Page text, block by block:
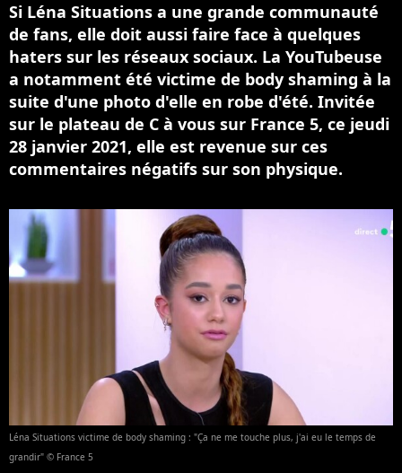
Si Léna Situations a une grande communauté
de fans, elle doit aussi faire face à quelques
haters sur les réseaux sociaux. La YouTubeuse
a notamment été victime de body shaming à la
suite d'une photo d'elle en robe d'été. Invitée
sur le plateau de C à vous sur France 5, ce jeudi
28 janvier 2021, elle est revenue sur ces
commentaires négatifs sur son physique.
Léna Situations victime de body shaming : "Ça ne me touche plus, j'ai eu le temps de
grandir" © France 5